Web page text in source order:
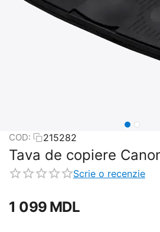
COD: 215282
Tava de copiere
Scrie o recenzie
1 099 MDL